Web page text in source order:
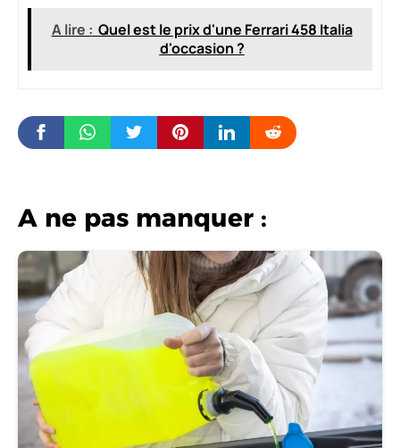
A lire : Quel est le prix d'une Ferrari 458 Italia
d'occasion ?
A ne pas manquer :